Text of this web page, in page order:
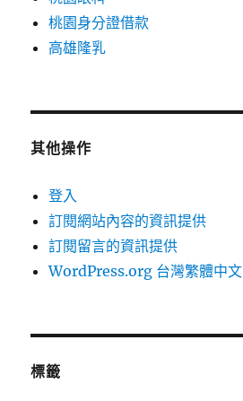
桃園身分證借款
高雄隆乳
其他操作
登入
訂閱網站內容的資訊提供
訂閱留言的資訊提供
WordPress.org 台灣繁體中文
標籤